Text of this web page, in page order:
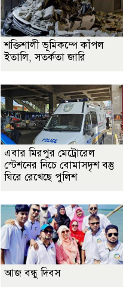
শক্তিশালী ভূমিকম্পে কাঁপল
ইতালি, সতর্কতা জারি
এবার মিরপুর মেট্রোরেল
স্টেশনের নিচে বোমাসদৃশ বস্তু
ঘিরে রেখেছে পুলিশ
আজ বন্ধু দিবস